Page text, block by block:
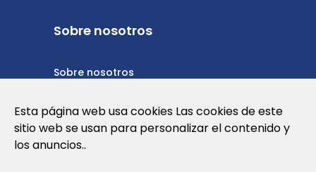
Sobre nosotros
Sobre nosotros
Política de cookies
Esta página web usa cookies Las cookies de este
sitio web se usan para personalizar el contenido y
los anuncios..